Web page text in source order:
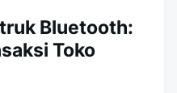
Bluetooth:
Toko